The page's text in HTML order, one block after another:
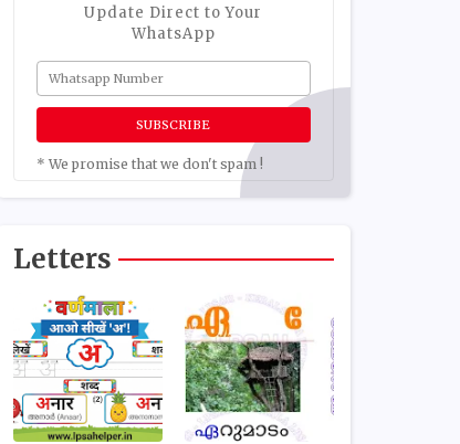
Update Direct to Your
WhatsApp
* We promise that we don't spam !
Letters